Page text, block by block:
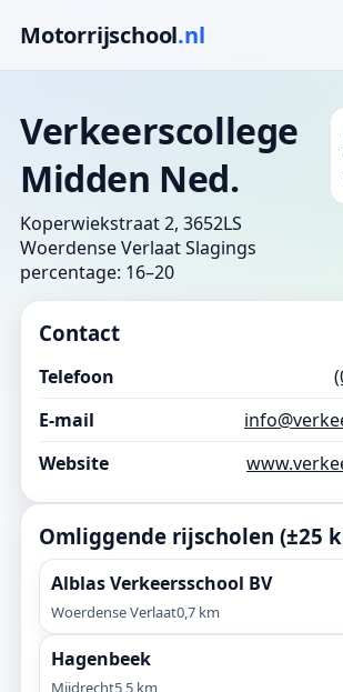
Motorrijschool.nl
Verkeerscollege
Midden Ned.
Koperwiekstraat 2, 3652LS
Woerdense VerlaatSlagings
percentage: 16–20
Contact
Telefoon
E-mail
Website
Omliggende rijscholen (±25
Alblas Verkeersschool BV
Woerdense Verlaat0,7 km
Hagenbeek
Mijdrecht5,5 km